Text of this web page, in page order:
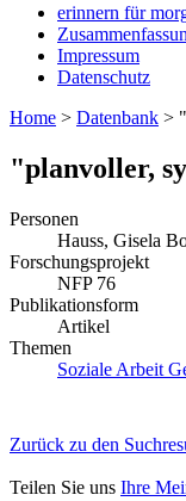
erinnern für
Impressum
Datenschutz
Home > Datenbank >
"planvoller,
Personen
Hauss, Gisela
Forschungsprojekt
NFP 76
Publikationsform
Artikel
Themen
Soziale Arbeit
Zurück zu den
Teilen Sie uns Ihre